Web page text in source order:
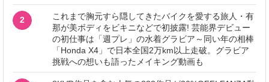
2
これまで胸元すら隠してきたバイクを愛する旅人・有
那が美ボディをビキニなどで初披露! 芸能界デビュー
の初仕事は「週プレ」の水着グラビア～同い年の相棒
「Honda X4」で日本全国2万km以上走破。グラビア
挑戦への想いも語ったメイキング動画も